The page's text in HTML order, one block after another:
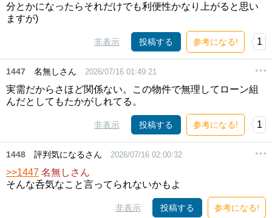
分とかになったらそれだけでも利便性かなり上がると思い
ますが)
非表示 投稿する 参考になる! 1
1447 名無しさん 2026/07/16 01:49:21
実需だからさほど関係ない。この物件で無理してローン組
んだとしてもたかがしれてる。
非表示 投稿する 参考になる! 1
1448 評判気になるさん 2026/07/16 02:00:32
>>1447 名無しさん
そんな呑気なこと言ってられないかもよ
非表示 投稿する 参考になる!